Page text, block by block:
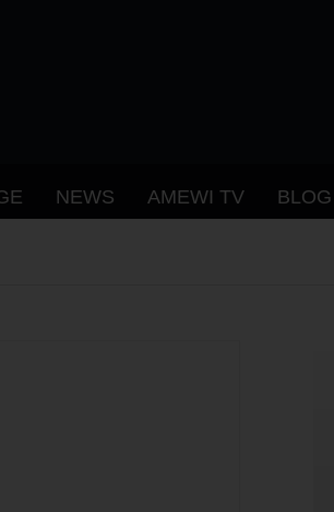
NEWS AMEWI TV BLOG